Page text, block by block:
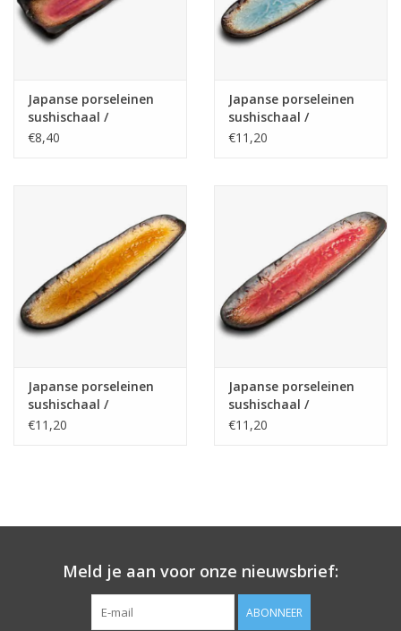
Japanse porseleinen
sushischaal /
serveerschaal Yaketa
€8,40
Japanse porseleinen
sushischaal /
serveerschaal Yaketa
€11,20
Japanse porseleinen
sushischaal /
serveerschaal Yaketa
€11,20
Japanse porseleinen
sushischaal /
serveerschaal Yaketa
€11,20
Meld je aan voor onze nieuwsbrief:
ABONNEER